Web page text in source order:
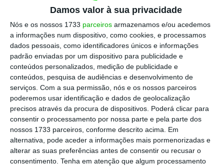
Damos valor à sua privacidade
Nós e os nossos 1733 parceiros armazenamos e/ou acedemos
a informações num dispositivo, como cookies, e processamos
dados pessoais, como identificadores únicos e informações
padrão enviadas por um dispositivo para publicidade e
conteúdos personalizados, medição de publicidade e
conteúdos, pesquisa de audiências e desenvolvimento de
serviços. Com a sua permissão, nós e os nossos parceiros
poderemos usar identificação e dados de geolocalização
precisos através da procura de dispositivos. Poderá clicar para
consentir o processamento por nossa parte e pela parte dos
nossos 1733 parceiros, conforme descrito acima. Em
alternativa, pode aceder a informações mais pormenorizadas e
alterar as suas preferências antes de consentir ou recusar o
consentimento. Tenha em atenção que algum processamento
O ECO questionou a Meo, Nos e Vodafone
sobre o risco de constrangimentos no
fornecimento de serviços de
telecomunicações em Portugal por causa da
crise energética que se vive na Europa. O
setor optou por responder através da Apritel
e começou por lembrar que “as principais
infraestruturas de comunicações eletrónicas
do país têm autonomia energética,suportada
em sistemas de socorro adequados”.